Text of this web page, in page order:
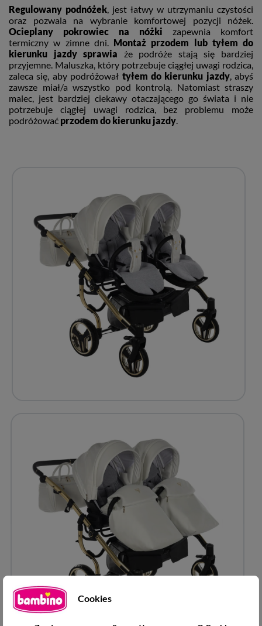
Regulowany podnóżek, jest łatwy w utrzymaniu czystości
oraz pozwala na wybranie komfortowej pozycji nóżek.
Ocieplany pokrowiec na nóżki zapewnia komfort
termiczny w zimne dni. Montaż przodem lub tyłem do
kierunku jazdy sprawia że podróże stają się bardziej
przyjemne. Maluszka, który potrzebuje ciągłej uwagi rodzica,
zaleca się, aby podróżował tyłem do kierunku jazdy, abyś
zawsze miał/a wszystko pod kontrolą. Natomiast straszy
malec, jest bardziej ciekawy otaczającego go świata i nie
potrzebuje ciągłej uwagi rodzica, bez problemu może
podróżować przodem do kierunku jazdy.
Cookies